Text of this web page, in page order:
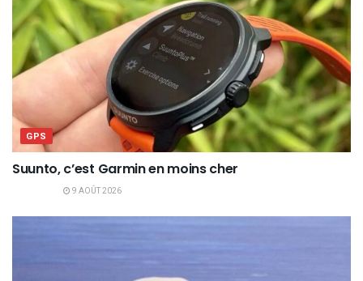
GPS
Suunto, c’est Garmin en moins cher
9 AOÛT 2026